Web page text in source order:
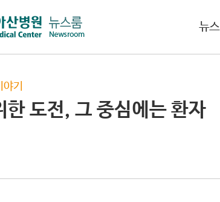
뉴스
기
한 도전, 그 중심에는 환자